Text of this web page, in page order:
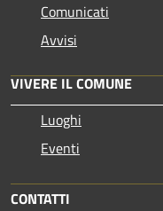
Comunicati
Avvisi
VIVERE IL COMUNE
Luoghi
Eventi
CONTATTI